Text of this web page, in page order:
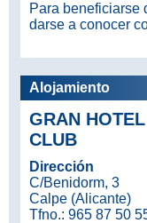
Para beneficiarse
darse a conocer
Alojamiento
GRAN
CLUB
Dirección
C/Benidorm, 3
Calpe (Alicante)
Tfno.: 965 87 50